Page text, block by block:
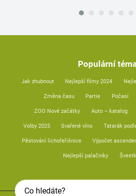
Populární
Jak zhubnout Nejlepší filmy 2024
Změna času Partie Počasí
ZOO Nové začátky Auto – katalog
Volby 2025 Svařené víno Tatarák
Pěstování lichořeřišnice Výpočet
Nejlepší palačinky